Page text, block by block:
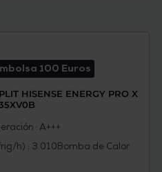
100 Euros
HISENSE ENERGY PRO X
: A+++
h) : 3.010Bomba de Calor